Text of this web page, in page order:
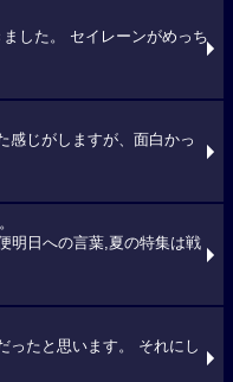
した。 セイレーンがめっち
感じがしますが、面白かっ
明日への言葉,夏の特集は戦
ったと思います。 それにし